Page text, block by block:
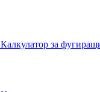
Калкулатор за